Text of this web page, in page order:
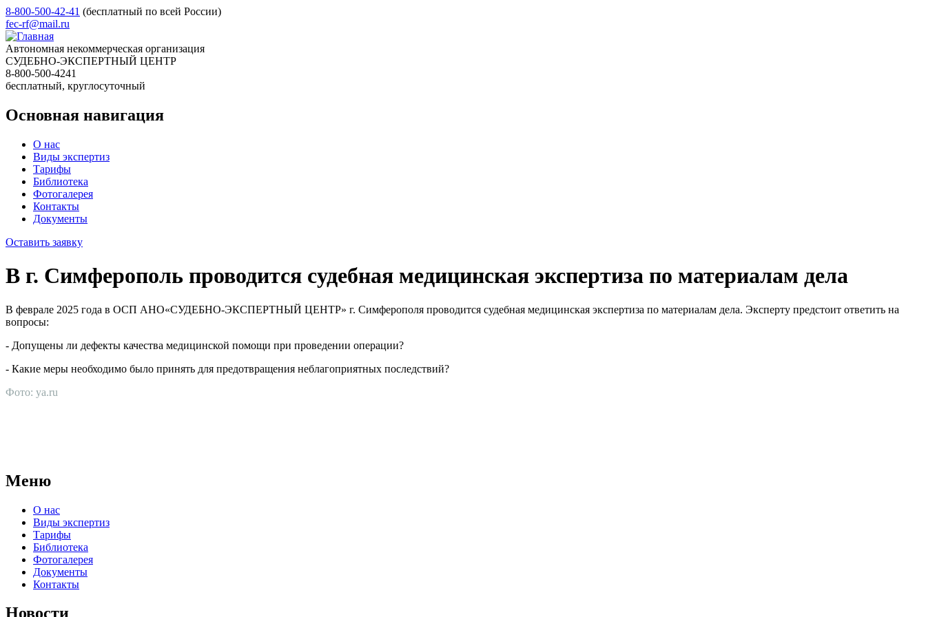
8-800-500-42-41 (бесплатный по всей России)
fec-rf@mail.ru
Автономная некоммерческая организация
СУДЕБНО-ЭКСПЕРТНЫЙ ЦЕНТР
8-800-500-4241
бесплатный, круглосуточный
Основная навигация
О нас
Виды экспертиз
Тарифы
Библиотека
Фотогалерея
Контакты
Документы
Оставить заявку
В г. Симферополь проводится судебная медицинская экспертиза по материалам дела
В феврале 2025 года в ОСП АНО«СУДЕБНО-ЭКСПЕРТНЫЙ ЦЕНТР» г. Симферополя проводится судебная медицинская экспертиза по материалам дела. Эксперту предстоит ответить на
вопросы:
- Допущены ли дефекты качества медицинской помощи при проведении операции?
- Какие меры необходимо было принять для предотвращения неблагоприятных последствий?
Фото: ya.ru
Меню
О нас
Виды экспертиз
Тарифы
Библиотека
Фотогалерея
Документы
Контакты
Новости